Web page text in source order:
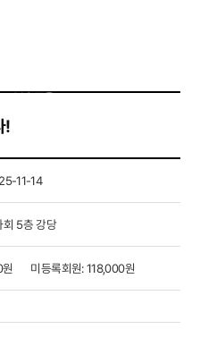
보수교육
!
11-14
회 5층 강당
미등록회원: 118,000원